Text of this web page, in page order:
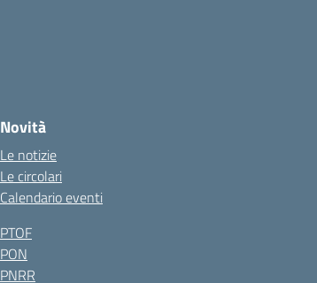
Novità
Le notizie
Le circolari
Calendario eventi
PTOF
PON
PNRR